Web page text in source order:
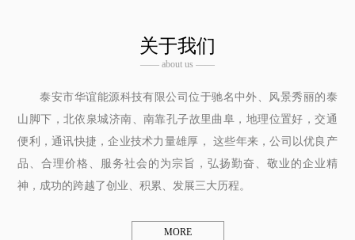
关于我们
—— about us ——
泰安市华谊能源科技有限公司位于驰名中外、风景秀丽的泰
山脚下，北依泉城济南、南靠孔子故里曲阜，地理位置好，交通
便利，通讯快捷，企业技术力量雄厚， 这些年来，公司以优良产
品、合理价格、服务社会的为宗旨，弘扬勤奋、敬业的企业精
神，成功的跨越了创业、积累、发展三大历程。
MORE